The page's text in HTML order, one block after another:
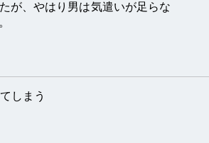
が、やはり男は気遣いが足らな
しまう